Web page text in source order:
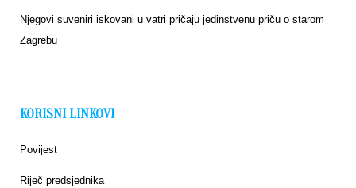
Njegovi suveniri iskovani u vatri pričaju jedinstvenu priču o starom
Zagrebu
KORISNI LINKOVI
Povijest
Riječ predsjednika